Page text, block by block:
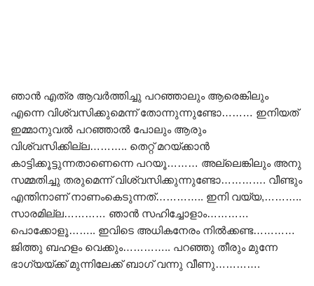
ഞാൻ എത്ര ആവർത്തിച്ചു പറഞ്ഞാലും ആരെങ്കിലും
എന്നെ വിശ്വസിക്കുമെന്ന് തോന്നുന്നുണ്ടോ……… ഇനിയത്
ഇമ്മാനുവൽ പറഞ്ഞാൽ പോലും ആരും
വിശ്വസിക്കില്ല……….. തെറ്റ് മറയ്ക്കാൻ
കാട്ടിക്കൂട്ടുന്നതാണെന്നെ പറയൂ……… അല്ലെങ്കിലും അനു
സമ്മതിച്ചു തരുമെന്ന് വിശ്വസിക്കുന്നുണ്ടോ…………. വീണ്ടും
എന്തിനാണ് നാണംകെടുന്നത്………….. ഇനി വയ്യ,………..
സാരമില്ല………… ഞാൻ സഹിച്ചോളാം…………
പൊക്കോളൂ…….. ഇവിടെ അധികനേരം നിൽക്കണ്ട…………
ജിത്തു ബഹളം വെക്കും………….. പറഞ്ഞു തീരും മുന്നേ
ഭാഗ്യയ്ക്ക് മുന്നിലേക്ക് ബാഗ് വന്നു വീണു………….